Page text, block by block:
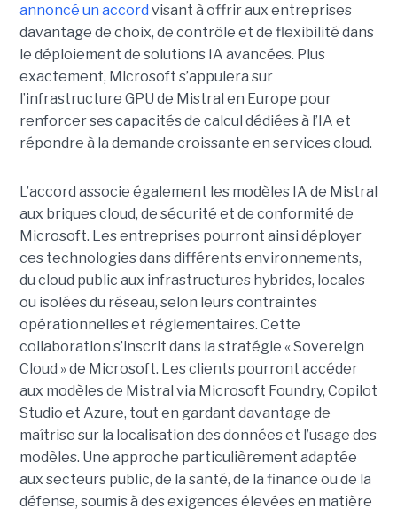
annoncé un accord visant à offrir aux entreprises
davantage de choix, de contrôle et de flexibilité dans
le déploiement de solutions IA avancées. Plus
exactement, Microsoft s’appuiera sur
l’infrastructure GPU de Mistral en Europe pour
renforcer ses capacités de calcul dédiées à l’IA et
répondre à la demande croissante en services cloud.
L’accord associe également les modèles IA de Mistral
aux briques cloud, de sécurité et de conformité de
Microsoft. Les entreprises pourront ainsi déployer
ces technologies dans différents environnements,
du cloud public aux infrastructures hybrides, locales
ou isolées du réseau, selon leurs contraintes
opérationnelles et réglementaires. Cette
collaboration s’inscrit dans la stratégie « Sovereign
Cloud » de Microsoft. Les clients pourront accéder
aux modèles de Mistral via Microsoft Foundry, Copilot
Studio et Azure, tout en gardant davantage de
maîtrise sur la localisation des données et l’usage des
modèles. Une approche particulièrement adaptée
aux secteurs public, de la santé, de la finance ou de la
défense, soumis à des exigences élevées en matière